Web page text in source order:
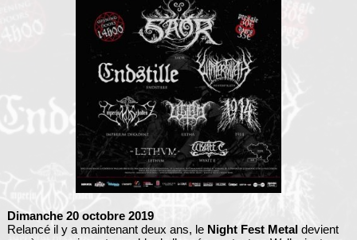
Dimanche 20 octobre 2019
Relancé il y a maintenant deux ans, le Night Fest Metaldevient